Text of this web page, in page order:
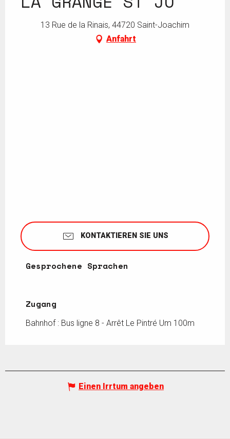
13 Rue de la Rinais, 44720 Saint-Joachim
Anfahrt
KONTAKTIEREN SIE UNS
Gesprochene Sprachen
Gesprochene Sprachen
Zugang
Zugang
Bahnhof : Bus ligne 8 - Arrêt Le Pintré Um 100m
Einen Irrtum angeben